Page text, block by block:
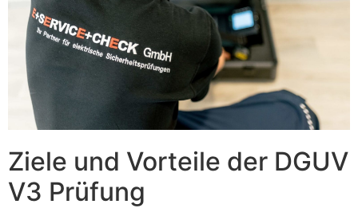
Ziele und Vorteile der DGUV
V3 Prüfung